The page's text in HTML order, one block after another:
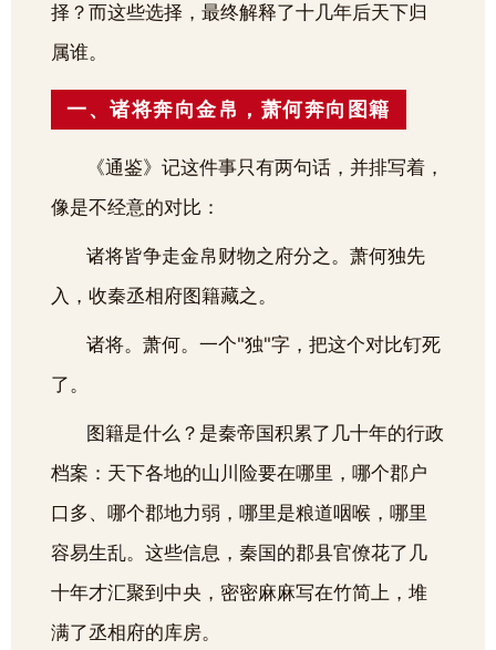
择？而这些选择，最终解释了十几年后天下归
属谁。
一、诸将奔向金帛，萧何奔向图籍
《通鉴》记这件事只有两句话，并排写着，
像是不经意的对比：
诸将皆争走金帛财物之府分之。萧何独先
入，收秦丞相府图籍藏之。
诸将。萧何。一个"独"字，把这个对比钉死
了。
图籍是什么？是秦帝国积累了几十年的行政
档案：天下各地的山川险要在哪里，哪个郡户
口多、哪个郡地力弱，哪里是粮道咽喉，哪里
容易生乱。这些信息，秦国的郡县官僚花了几
十年才汇聚到中央，密密麻麻写在竹简上，堆
满了丞相府的库房。